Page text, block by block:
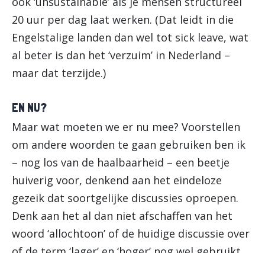
20 uur per dag laat werken. (Dat leidt in die
Engelstalige landen dan wel tot sick leave, wat
al beter is dan het ‘verzuim’ in Nederland –
maar dat terzijde.)
EN NU?
Maar wat moeten we er nu mee? Voorstellen
om andere woorden te gaan gebruiken ben ik
– nog los van de haalbaarheid – een beetje
huiverig voor, denkend aan het eindeloze
gezeik dat soortgelijke discussies oproepen.
Denk aan het al dan niet afschaffen van het
woord ‘allochtoon’ of de huidige discussie over